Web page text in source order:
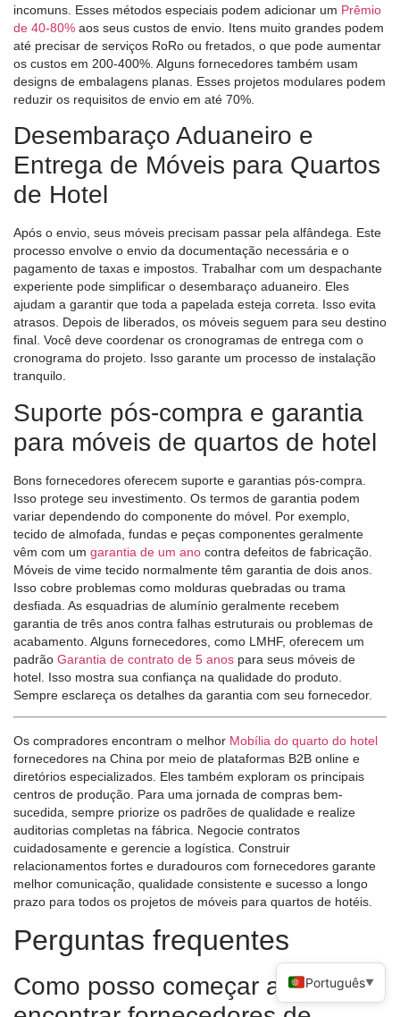
incomuns. Esses métodos especiais podem adicionar um Prêmio
de 40-80% aos seus custos de envio. Itens muito grandes podem
até precisar de serviços RoRo ou fretados, o que pode aumentar
os custos em 200-400%. Alguns fornecedores também usam
designs de embalagens planas. Esses projetos modulares podem
reduzir os requisitos de envio em até 70%.
Desembaraço Aduaneiro e
Entrega de Móveis para Quartos
de Hotel
Após o envio, seus móveis precisam passar pela alfândega. Este
processo envolve o envio da documentação necessária e o
pagamento de taxas e impostos. Trabalhar com um despachante
experiente pode simplificar o desembaraço aduaneiro. Eles
ajudam a garantir que toda a papelada esteja correta. Isso evita
atrasos. Depois de liberados, os móveis seguem para seu destino
final. Você deve coordenar os cronogramas de entrega com o
cronograma do projeto. Isso garante um processo de instalação
tranquilo.
Suporte pós-compra e garantia
para móveis de quartos de hotel
Bons fornecedores oferecem suporte e garantias pós-compra.
Isso protege seu investimento. Os termos de garantia podem
variar dependendo do componente do móvel. Por exemplo,
tecido de almofada, fundas e peças componentes geralmente
vêm com um garantia de um ano contra defeitos de fabricação.
Móveis de vime tecido normalmente têm garantia de dois anos.
Isso cobre problemas como molduras quebradas ou trama
desfiada. As esquadrias de alumínio geralmente recebem
garantia de três anos contra falhas estruturais ou problemas de
acabamento. Alguns fornecedores, como LMHF, oferecem um
padrão Garantia de contrato de 5 anos para seus móveis de
hotel. Isso mostra sua confiança na qualidade do produto.
Sempre esclareça os detalhes da garantia com seu fornecedor.
Os compradores encontram o melhor Mobília do quarto do hotel
fornecedores na China por meio de plataformas B2B online e
diretórios especializados. Eles também exploram os principais
centros de produção. Para uma jornada de compras bem-
sucedida, sempre priorize os padrões de qualidade e realize
auditorias completas na fábrica. Negocie contratos
cuidadosamente e gerencie a logística. Construir
relacionamentos fortes e duradouros com fornecedores garante
melhor comunicação, qualidade consistente e sucesso a longo
prazo para todos os projetos de móveis para quartos de hotéis.
Perguntas frequentes
Como posso começar a
Português▼